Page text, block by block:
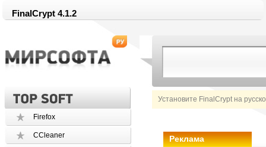
FinalCrypt 4.1.2
Установите FinalCrypt на
Firefox
CCleaner Реклама